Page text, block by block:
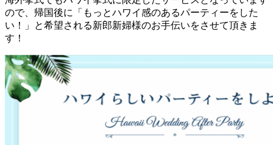
ので、帰国後に「もっとハワイ感のあるパーティーをした
い！」と希望される新郎新婦様のお手伝いをさせて頂きま
す！